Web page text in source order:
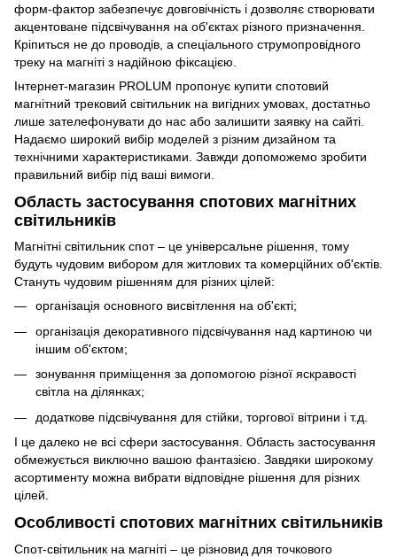
форм-фактор забезпечує довговічність і дозволяє створювати
акцентоване підсвічування на об'єктах різного призначення.
Кріпиться не до проводів, а спеціального струмопровідного
треку на магніті з надійною фіксацією.
Інтернет-магазин PROLUM пропонує купити спотовий
магнітний трековий світильник на вигідних умовах, достатньо
лише зателефонувати до нас або залишити заявку на сайті.
Надаємо широкий вибір моделей з різним дизайном та
технічними характеристиками. Завжди допоможемо зробити
правильний вибір під ваші вимоги.
Область застосування спотових магнітних
світильників
Магнітні світильник спот – це універсальне рішення, тому
будуть чудовим вибором для житлових та комерційних об'єктів.
Стануть чудовим рішенням для різних цілей:
організація основного висвітлення на об'єкті;
організація декоративного підсвічування над картиною чи
іншим об'єктом;
зонування приміщення за допомогою різної яскравості
світла на ділянках;
додаткове підсвічування для стійки, торгової вітрини і т.д.
І це далеко не всі сфери застосування. Область застосування
обмежується виключно вашою фантазією. Завдяки широкому
асортименту можна вибрати відповідне рішення для різних
цілей.
Особливості спотових магнітних світильників
Спот-світильник на магніті – це різновид для точкового